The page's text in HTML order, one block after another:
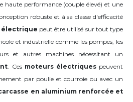
haute performance (couple élevé) et une
robuste et à sa classe d'efficacité
électrique peut être utilisé sur tout type
et industrielle comme les pompes, les
et autres machines nécessitant un
. Ces moteurs électriquespeuvent
par poulie et courroie ou avec un
en aluminium renforcée et